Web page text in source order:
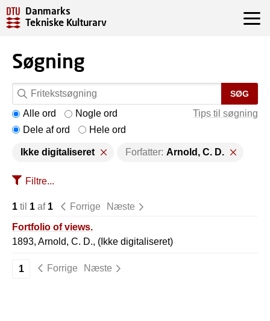
Danmarks
Tekniske Kulturarv
Søgning
SØG
Tips til søgning
Alle ord
Nogle ord
Dele af ord
Hele ord
Ikke digitaliseret Forfatter: Arnold, C. D.
Filtre...
1 til 1 af 1 Forrige
Næste
Fortfolio of views.
1893, Arnold, C. D., (Ikke digitaliseret)
1 Forrige Næste